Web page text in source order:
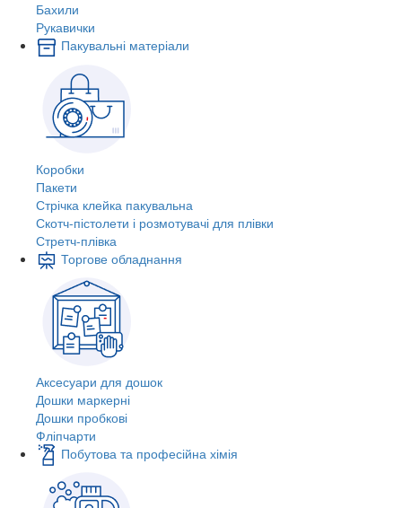
Бахили
Рукавички
Пакувальні матеріали
Коробки
Пакети
Стрічка клейка пакувальна
Скотч-пістолети і розмотувачі для плівки
Стретч-плівка
Торгове обладнання
Аксесуари для дошок
Дошки маркерні
Дошки пробкові
Фліпчарти
Побутова та професійна хімія